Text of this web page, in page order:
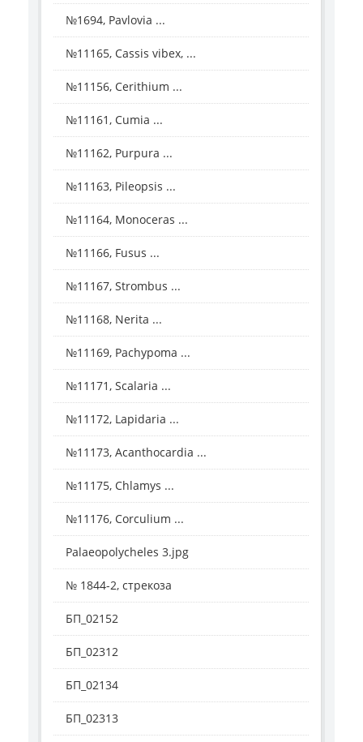
№1694, Pavlovia ...
№11165, Cassis vibex, ...
№11156, Cerithium ...
№11161, Cumia ...
№11162, Purpura ...
№11163, Pileopsis ...
№11164, Monoceras ...
№11166, Fusus ...
№11167, Strombus ...
№11168, Nerita ...
№11169, Pachypoma ...
№11171, Scalaria ...
№11172, Lapidaria ...
№11173, Acanthocardia ...
№11175, Chlamys ...
№11176, Corculium ...
Palaeopolycheles 3.jpg
№ 1844-2, стрекоза
БП_02152
БП_02312
БП_02134
БП_02313